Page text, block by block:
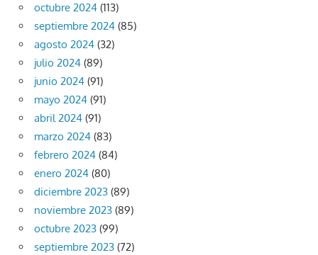
octubre 2024 (113)
septiembre 2024 (85)
agosto 2024 (32)
julio 2024 (89)
junio 2024 (91)
mayo 2024 (91)
abril 2024 (91)
marzo 2024 (83)
febrero 2024 (84)
enero 2024 (80)
diciembre 2023 (89)
noviembre 2023 (89)
octubre 2023 (99)
septiembre 2023 (72)